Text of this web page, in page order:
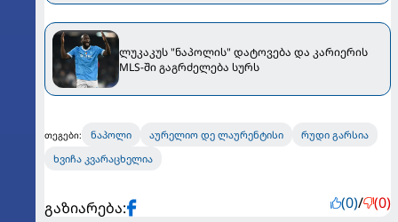
ლუკაკუს "ნაპოლის" დატოვება და კარიერის
MLS-ში გაგრძელება სურს
თეგები: ნაპოლი აურელიო დე ლაურენტისი
რუდი გარსია
ხვიჩა კვარაცხელია
გაზიარება: (0)/ (0)